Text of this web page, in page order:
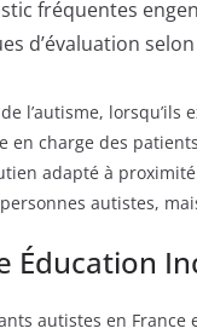
fréquentes
d’évaluation
l’autisme,
charge des
adapté à
autistes,
Éducation
autistes en France